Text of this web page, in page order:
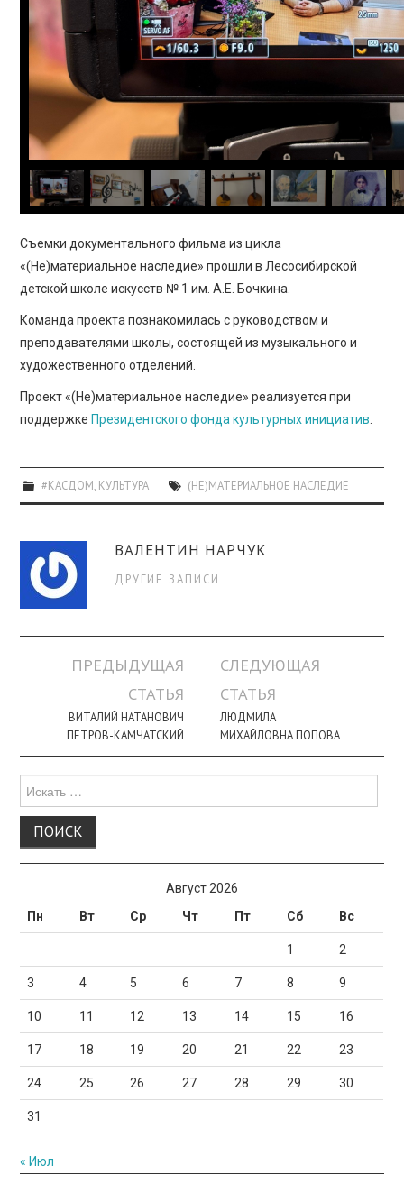
Съемки документального фильма из цикла
«(Не)материальное наследие» прошли в Лесосибирской
детской школе искусств № 1 им. А.Е. Бочкина.
Команда проекта познакомилась с руководством и
преподавателями школы, состоящей из музыкального и
художественного отделений.
Проект «(Не)материальное наследие» реализуется при
поддержке Президентского фонда культурных инициатив
#КАСДОМ КУЛЬТУРА (НЕ)МАТЕРИАЛЬНОЕ НАСЛЕДИЕ
ВАЛЕНТИН НАРЧУК
ДРУГИЕ ЗАПИСИ
Навигация
записи
ПРЕДЫДУЩАЯ
СТАТЬЯ
ВИТАЛИЙ НАТАНОВИЧ
ПЕТРОВ-КАМЧАТСКИЙ
СЛЕДУЮЩАЯ
СТАТЬЯ
ЛЮДМИЛА
МИХАЙЛОВНА ПОПОВА
для:
Август 2026
Пн
Вт Ср Чт Пт Сб Вс
1 2
3 4 5 6 7 8 9
10 11 12 13 14 15 16
17 18 19 20 21 22 23
24 25 26 27 28 29 30
31
« Июл